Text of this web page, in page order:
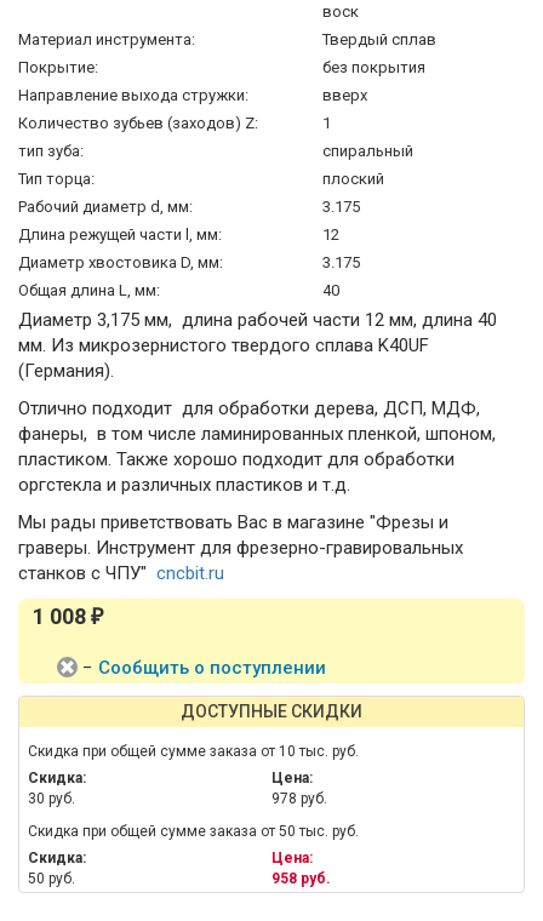
воск
Материал инструмента:
Твердый сплав
Покрытие:
без покрытия
Направление выхода стружки:
вверх
Количество зубьев (заходов) Z:
1
тип зуба:
спиральный
Тип торца:
плоский
Рабочий диаметр d, мм:
3.175
Длина режущей части l, мм:
12
Диаметр хвостовика D, мм:
3.175
Общая длина L, мм:
40
Диаметр 3,175 мм, длина рабочей части 12 мм, длина 40
мм. Из микрозернистого твердого сплава K40UF
(Германия).
Отлично подходит для обработки дерева, ДСП, МДФ,
фанеры, в том числе ламинированных пленкой, шпоном,
пластиком. Также хорошо подходит для обработки
оргстекла и различных пластиков и т.д.
Мы рады приветствовать Вас в магазине "Фрезы и
граверы. Инструмент для фрезерно-гравировальных
станков с ЧПУ" cncbit.ru
1 008 ₽
− Сообщить о поступлении
ДОСТУПНЫЕ СКИДКИ
Скидка при общей сумме заказа от 10 тыс. руб.
Скидка:
30 руб.
Цена:
978 руб.
Скидка при общей сумме заказа от 50 тыс. руб.
Скидка:
50 руб.
Цена:
958 руб.